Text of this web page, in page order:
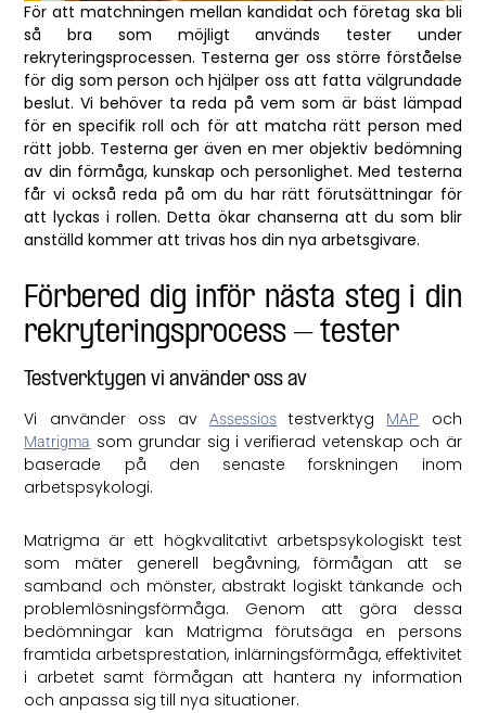
För att matchningen mellan kandidat och företag ska bli
så bra som möjligt används tester under
rekryteringsprocessen. Testerna ger oss större förståelse
för dig som person och hjälper oss att fatta välgrundade
beslut. Vi behöver ta reda på vem som är bäst lämpad
för en specifik roll och för att matcha rätt person med
rätt jobb. Testerna ger även en mer objektiv bedömning
av din förmåga, kunskap och personlighet. Med testerna
får vi också reda på om du har rätt förutsättningar för
att lyckas i rollen. Detta ökar chanserna att du som blir
anställd kommer att trivas hos din nya arbetsgivare.
Förbered dig inför nästa steg i din
rekryteringsprocess – tester
Testverktygen vi använder oss av
Vi använder oss avAssessios testverktyg MAP och
Matrigma som grundar sig i verifierad vetenskap och är
baserade på den senaste forskningen inom
arbetspsykologi.
Matrigma är ett högkvalitativt arbetspsykologiskt test
som mäter generell begåvning, förmågan att se
samband och mönster, abstrakt logiskt tänkande och
problemlösningsförmåga. Genom att göra dessa
bedömningar kan Matrigma förutsäga en persons
framtida arbetsprestation, inlärningsförmåga, effektivitet
i arbetet samt förmågan att hantera ny information
och anpassa sig till nya situationer.